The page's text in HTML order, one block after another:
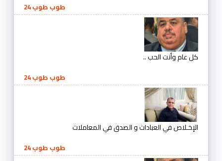
طوب طوب 24
كل عام وأنت الحب ..
طوب طوب 24
الإخـلاص في العبادات و الصدق في المعاملات
طوب طوب 24